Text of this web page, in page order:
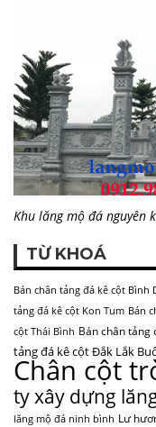
Khu lăng mộ đá nguyên
TỪ KHOÁ
Bán chân tảng đá kê cột Bình
tảng đá kê cột Kon Tum Bán
cột Thái Bình Bán chân tảng
tảng đá kê cột Đắk Lắk
Chân cột
ty xây dựng
lăng mộ đá ninh bình Lư